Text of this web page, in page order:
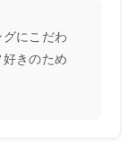
にこだわ
きのため